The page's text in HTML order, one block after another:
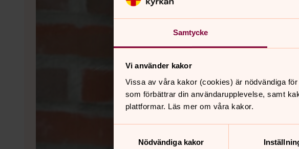
Samtycke
Vi använder kakor
Vissa av våra kakor (cookies) är nödvändiga
som förbättrar din användarupplevelse, samt
plattformar. Läs mer om våra kakor.
Nödvändiga kakor